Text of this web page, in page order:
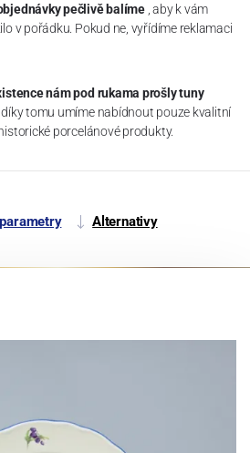
pečlivě balíme , aby k vám
v pořádku. Pokud ne, vyřídíme reklamaci
nám pod rukama prošly tuny
, díky tomu umíme nabídnout pouze kvalitní
porcelánové produkty.
Alternativy